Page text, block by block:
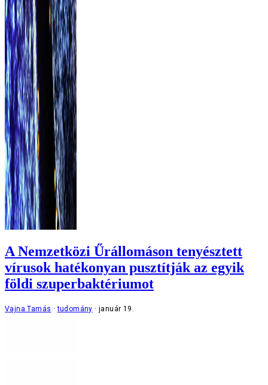
A Nemzetközi Űrállomáson tenyésztett
vírusok hatékonyan pusztítják az egyik
földi szuperbaktériumot
Vajna Tamás tudomány január 19.